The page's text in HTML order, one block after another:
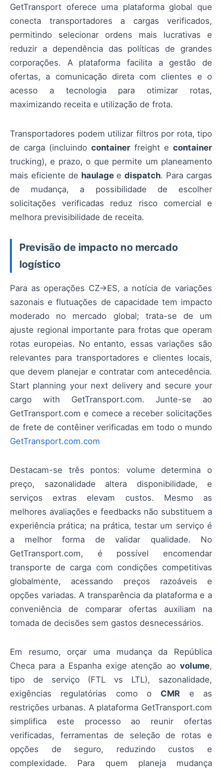
GetTransport oferece uma plataforma global que
conecta transportadores a cargas verificados,
permitindo selecionar ordens mais lucrativas e
reduzir a dependência das políticas de grandes
corporações. A plataforma facilita a gestão de
ofertas, a comunicação direta com clientes e o
acesso a tecnologia para otimizar rotas,
maximizando receita e utilização de frota.
Transportadores podem utilizar filtros por rota, tipo
de carga (incluindo container freight e container
trucking), e prazo, o que permite um planeamento
mais eficiente de haulageedispatch. Para cargas
de mudança, a possibilidade de escolher
solicitações verificadas reduz risco comercial e
melhora previsibilidade de receita.
Previsão de impacto no mercado
logístico
Para as operações CZ→ES, a notícia de variações
sazonais e flutuações de capacidade tem impacto
moderado no mercado global; trata-se de um
ajuste regional importante para frotas que operam
rotas europeias. No entanto, essas variações são
relevantes para transportadores e clientes locais,
que devem planejar e contratar com antecedência.
Start planning your next delivery and secure your
cargo with GetTransport.com. Junte-se ao
GetTransport.com e comece a receber solicitações
de frete de contêiner verificadas em todo o mundo
GetTransport.com.com
Destacam-se três pontos: volume determina o
preço, sazonalidade altera disponibilidade, e
serviços extras elevam custos. Mesmo as
melhores avaliações e feedbacks não substituem a
experiência prática; na prática, testar um serviço é
a melhor forma de validar qualidade. No
GetTransport.com, é possível encomendar
transporte de carga com condições competitivas
globalmente, acessando preços razoáveis e
opções variadas. A transparência da plataforma e a
conveniência de comparar ofertas auxiliam na
tomada de decisões sem gastos desnecessários.
Em resumo, orçar uma mudança da República
Checa para a Espanha exige atenção ao volume,
tipo de serviço (FTL vs LTL), sazonalidade,
exigências regulatórias como o CMR e as
restrições urbanas. A plataforma GetTransport.com
simplifica este processo ao reunir ofertas
verificadas, ferramentas de seleção de rotas e
opções de seguro, reduzindo custos e
complexidade. Para quem planeja mudança